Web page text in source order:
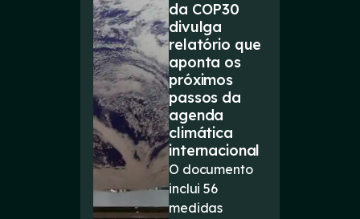
da COP30
divulga
relatório que
aponta os
próximos
passos da
agenda
climática
internacional
O documento
inclui 56
medidas